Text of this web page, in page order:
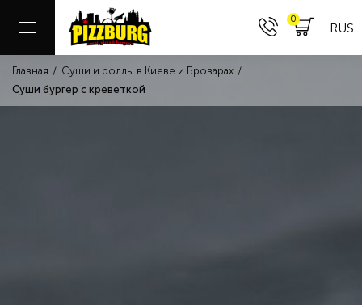
0
RUS
Главная
Суши и роллы в Киеве и Броварах
Суши бургер с креветкой